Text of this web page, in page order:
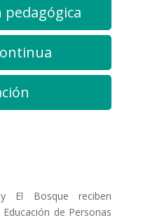
El Bosque reciben
de Personas